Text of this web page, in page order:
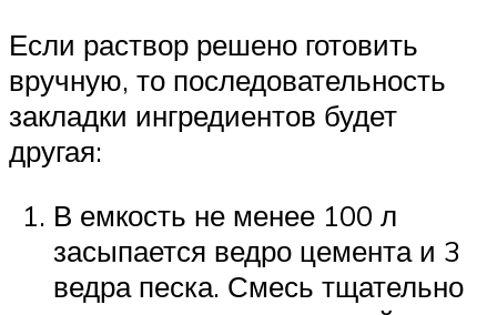
Если раствор решено готовить
вручную, то последовательность
закладки ингредиентов будет
другая:
В емкость не менее 100 л
засыпается ведро цемента и 3
ведра песка. Смесь тщательно